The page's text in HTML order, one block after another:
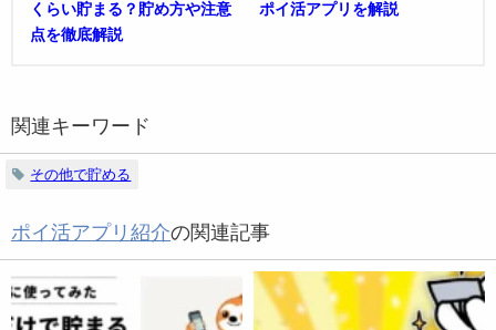
くらい貯まる？貯め方や注意
点を徹底解説
ポイ活アプリを解説
関連キーワード
その他で貯める
ポイ活アプリ紹介の関連記事